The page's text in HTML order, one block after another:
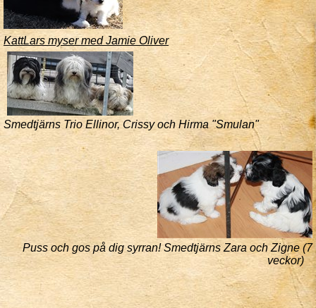
KattLars myser med Jamie Oliver
Smedtjärns Trio Ellinor, Crissy och Hirma "Smulan"
Puss och gos på dig syrran!Smedtjärns Zara och Zigne (7
veckor)